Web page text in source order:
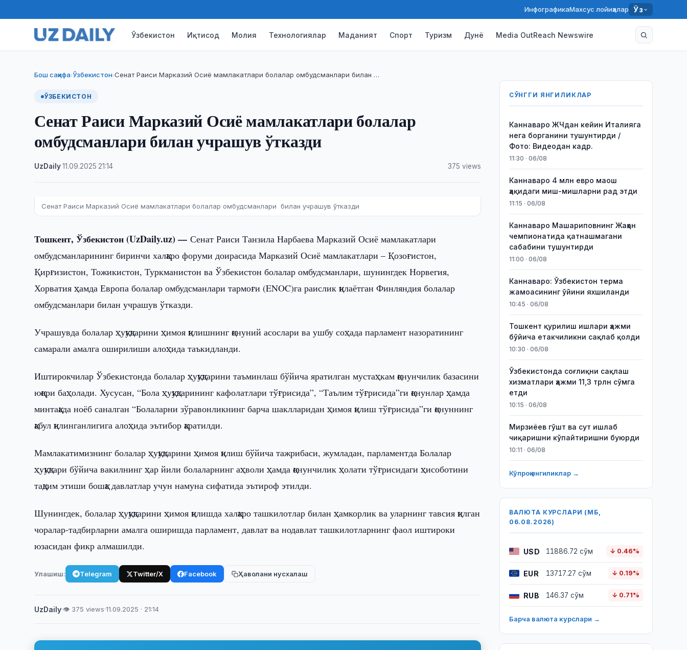
ИнфографикаМахсус лойиҳалар Ўз
Ўзбекистон Иқтисод Молия Технологиялар Маданият Спорт Туризм Дунё Media OutReach Newswire
Бош саҳифа›Ўзбекистон›Сенат Раиси Марказий Осиё мамлакатлари болалар омбудсманлари билан …
ЎЗБЕКИСТОН
Сенат Раиси Марказий Осиё мамлакатлари болалар
омбудсманлари билан учрашув ўтказди
UzDaily·11.09.2025 21:14 375 views
Сенат Раиси Марказий Осиё мамлакатлари болалар омбудсманлари билан учрашув ўтказди
Тошкент, Ўзбекистон (UzDaily.uz) —Сенат Раиси Танзила Нарбаева Марказий Осиё мамлакатлари
омбудсманларининг биринчи халқаро форуми доирасида Марказий Осиё мамлакатлари – Қозоғистон,
Қирғизистон, Тожикистон, Туркманистон ва Ўзбекистон болалар омбудсманлари, шунингдек Норвегия,
Хорватия ҳамда Европа болалар омбудсманлари тармоғи (ENOC)га раислик қилаётган Финляндия болалар
омбудсманлари билан учрашув ўтказди.
Учрашувда болалар ҳуқуқларини ҳимоя қилишнинг қонуний асослари ва ушбу соҳада парламент назоратининг
самарали амалга оширилиши алоҳида таъкидланди.
Иштирокчилар Ўзбекистонда болалар ҳуқуқларини таъминлаш бўйича яратилган мустаҳкам қонунчилик базасини
юқори баҳолади. Хусусан, “Бола ҳуқуқларининг кафолатлари тўғрисида”, “Таълим тўғрисида”ги қонунлар ҳамда
минтақада ноёб саналган “Болаларни зўравонликнинг барча шаклларидан ҳимоя қилиш тўғрисида”ги қонуннинг
қабул қилинганлигига алоҳида эътибор қаратилди.
Мамлакатимизнинг болалар ҳуқуқларини ҳимоя қилиш бўйича тажрибаси, жумладан, парламентда Болалар
ҳуқуқлари бўйича вакилнинг ҳар йили болаларнинг аҳволи ҳамда қонунчилик ҳолати тўғрисидаги ҳисоботини
тақдим этиши бошқа давлатлар учун намуна сифатида эътироф этилди.
Шунингдек, болалар ҳуқуқларини ҳимоя қилишда халқаро ташкилотлар билан ҳамкорлик ва уларнинг тавсия қилган
чоралар-тадбирларни амалга оширишда парламент, давлат ва нодавлат ташкилотларнинг фаол иштироки
юзасидан фикр алмашилди.
Улашиш: Telegram Twitter/X Facebook Ҳаволани нусхалаш
UzDaily·👁 375 views·11.09.2025 · 21:14
СЎНГГИ ЯНГИЛИКЛАР
Каннаваро ЖЧдан кейин Италияга
нега борганини тушунтирди /
Фото: Видеодан кадр.
11:30 · 06/08
Каннаваро 4 млн евро маош
ҳақидаги миш-мишларни рад этди
11:15 · 06/08
Каннаваро Машариповнинг Жаҳон
чемпионатида қатнашмагани
сабабини тушунтирди
11:00 · 06/08
Каннаваро: Ўзбекистон терма
жамоасининг ўйини яхшиланди
10:45 · 06/08
Тошкент қурилиш ишлари ҳажми
бўйича етакчиликни сақлаб қолди
10:30 · 06/08
Ўзбекистонда соғлиқни сақлаш
хизматлари ҳажми 11,3 трлн сўмга
етди
10:15 · 06/08
Мирзиёев гўшт ва сут ишлаб
чиқаришни кўпайтиришни буюрди
10:11 · 06/08
Кўпроқ янгиликлар →
ВАЛЮТА КУРСЛАРИ (МБ,
06.08.2026)
USD 11886.72 сўм ↓ 0.46%
EUR 13717.27 сўм ↓ 0.19%
RUB 146.37 сўм ↓ 0.71%
Барча валюта курслари →